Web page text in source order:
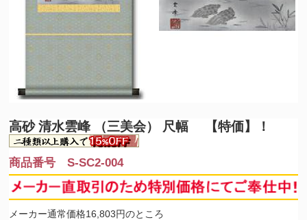
高砂 清水雲峰 （三美会） 尺幅 【特価】！
商品番号 S-SC2-004
メーカー通常価格16,803円のところ